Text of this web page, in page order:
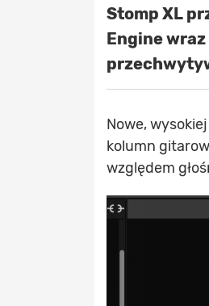
Stomp XL
Engine
Nowe,
kolumn
względem